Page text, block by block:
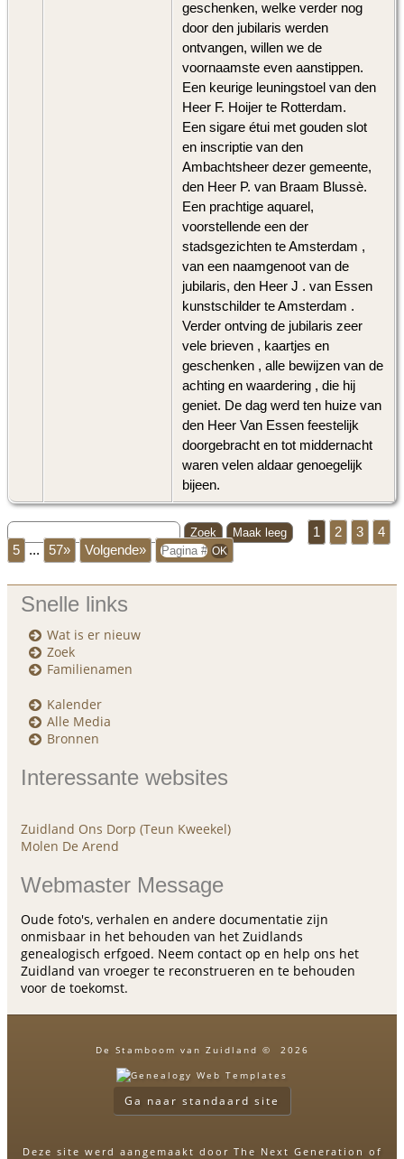
geschenken, welke verder nog
door den jubilaris werden
ontvangen, willen we de
voornaamste even aanstippen.
Een keurige leuningstoel van den
Heer F. Hoijer te Rotterdam.
Een sigare étui met gouden slot
en inscriptie van den
Ambachtsheer dezer gemeente,
den Heer P. van Braam Blussè.
Een prachtige aquarel,
voorstellende een der
stadsgezichten te Amsterdam ,
van een naamgenoot van de
jubilaris, den Heer J . van Essen
kunstschilder te Amsterdam .
Verder ontving de jubilaris zeer
vele brieven , kaartjes en
geschenken , alle bewijzen van de
achting en waardering , die hij
geniet. De dag werd ten huize van
den Heer Van Essen feestelijk
doorgebracht en tot middernacht
waren velen aldaar genoegelijk
bijeen.
1 2 3
4
5
... 57» Volgende»
Snelle links
Wat is er nieuw
Zoek
Familienamen
Kalender
Alle Media
Bronnen
Interessante websites
Zuidland Ons Dorp (Teun Kweekel)
Molen De Arend
Webmaster Message
Oude foto's, verhalen en andere documentatie zijn
onmisbaar in het behouden van het Zuidlands
genealogisch erfgoed. Neem contact op en help ons het
Zuidland van vroeger te reconstrueren en te behouden
voor de toekomst.
De Stamboom van Zuidland © 2026
Ga naar standaard site
Deze site werd aangemaakt door The Next Generation of